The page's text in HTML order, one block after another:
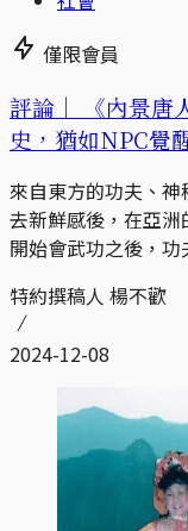
僅限會員
評論｜
《內景
史，猶如NPC覺
來自東方的功夫、
去新鮮感後，在亞
開始會武功之後，功
特約撰稿人 楊不歡
2024-12-08